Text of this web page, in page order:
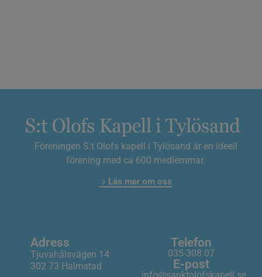
Föreningen S:t Olofs kapell i Tylösand är en ideell
förening med ca 600 medlemmar.
Läs mer om oss
Adress
Tjuvahålsvägen 14
302 73 Halmstad
Telefon
035-308 07
E-post